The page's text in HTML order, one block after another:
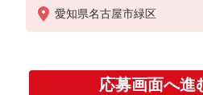
※残業手当別途支給
※研修期間6か月・時給1550
゜+゜・。○。・゜+゜・。○
入社祝い金10万円支給(規定
愛知県名古屋市緑区
応募画面へ進